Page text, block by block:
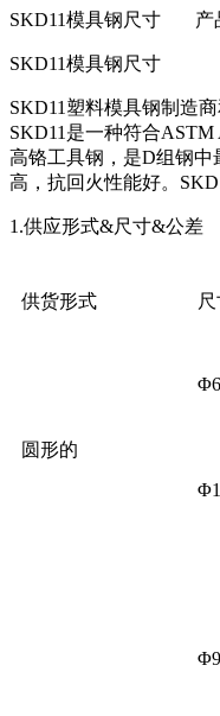
SKD11模具钢尺寸 产
SKD11模具钢尺寸
SKD11塑料模具钢制造
SKD11是一种符合ASTM
高铬工具钢，是D组钢
高，抗回火性能好。
1.供应形式&尺寸&公差
供货形式
圆形的